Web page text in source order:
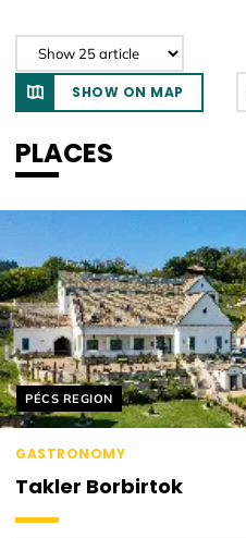
SHOW ON MAP
PLACES
Helyszín címkék:
PÉCS REGION
GASTRONOMY
Takler Borbirtok